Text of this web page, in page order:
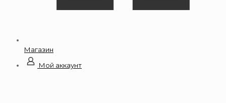
Магазин
Мой аккаунт